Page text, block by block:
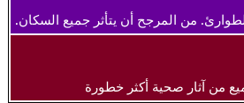
من المرجح أن يتأثر جميع السكان.
من آثار صحية أكثر خطورة